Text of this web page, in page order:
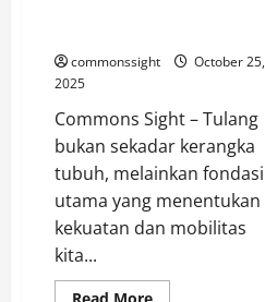
commonssight
October 25,
2025
Commons Sight – Tulang
bukan sekadar kerangka
tubuh, melainkan fondasi
utama yang menentukan
kekuatan dan mobilitas
kita...
Read